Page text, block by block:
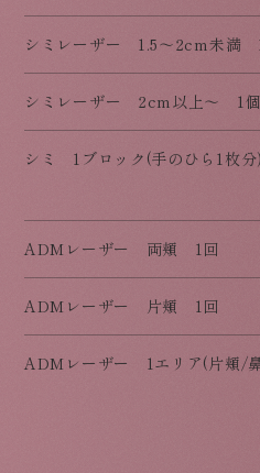
シミレーザー 1.5～2cm未満
シミレーザー 2cm以上～ 1個
シミ 1ブロック(手のひら1枚分)
ADMレーザー 両頬 1回
ADMレーザー 片頬 1回
ADMレーザー 1エリア(片頬/